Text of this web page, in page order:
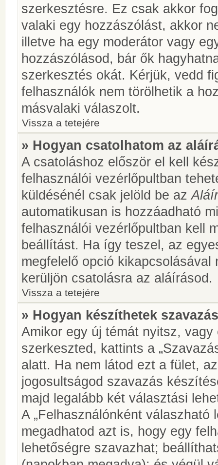
szerkesztésre. Ez csak akkor
valaki egy hozzászólást, akkor
illetve ha egy moderátor vagy
hozzászólásod, bár ők
szerkesztés okát. Kérjük, vedd
felhasználók nem törölhetik a
másvalaki válaszolt.
Vissza a tetejére
» Hogyan csatolhatom az
A csatoláshoz először el kell
felhasználói vezérlőpultban
küldésénél csak jelöld be az
automatikusan is hozzáadható
felhasználói vezérlőpultban kell
beállítást. Ha így teszel, az
megfelelő opció
kerüljön csatolásra az aláírásod.
Vissza a tetejére
» Hogyan készíthetek
Amikor egy új témát nyitsz,
szerkeszted, kattints a
alatt. Ha nem látod ezt a fület,
jogosultságod szavazás
majd legalább két választási
A „Felhasználónként válaszható
megadhatod azt is, hogy egy
lehetőségre szavazhat;